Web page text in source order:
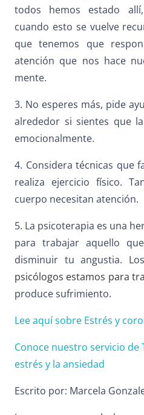
todos hemos estado
cuando esto se vuelve
que tenemos que
atención que nos hace
mente.
3. No esperes más, pide
alrededor si sientes que
emocionalmente.
4. Considera técnicas que
realiza ejercicio físico.
cuerpo necesitan atención.
5. La psicoterapia es una
para trabajar aquello
disminuir tu angustia.
psicólogos estamos para
produce sufrimiento.
Lee aquí sobre Estrés y
Conoce nuestro servicio de
estrés y la ansiedad
Escrito por: Marcela